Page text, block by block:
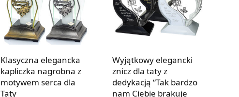
Klasyczna elegancka
kapliczka nagrobna z
motywem serca dla
Taty
Wyjątkowy elegancki
znicz dla taty z
dedykacją “Tak bardzo
nam Ciebie brakuje